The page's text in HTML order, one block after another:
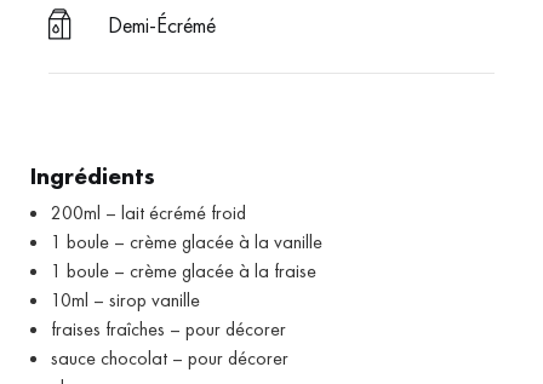
Demi-Écrémé
Ingrédients
200ml – lait écrémé froid
1 boule – crème glacée à la vanille
1 boule – crème glacée à la fraise
10ml – sirop vanille
fraises fraîches – pour décorer
sauce chocolat – pour décorer